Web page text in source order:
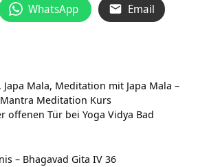
WhatsApp Email
Mala, Meditation mit Japa Mala –
Meditation Kurs
offenen Tür bei Yoga Vidya Bad
– Bhagavad Gita IV 36